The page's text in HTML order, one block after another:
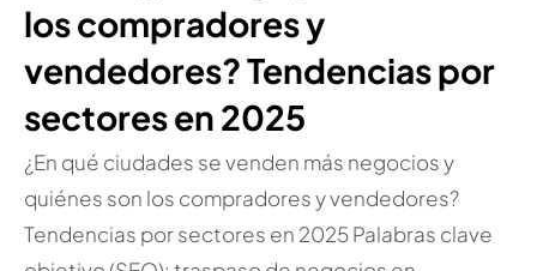
los compradores y
vendedores? Tendencias por
sectores en 2025
¿En qué ciudades se venden más negocios y
quiénes son los compradores y vendedores?
Tendencias por sectores en 2025 Palabras clave